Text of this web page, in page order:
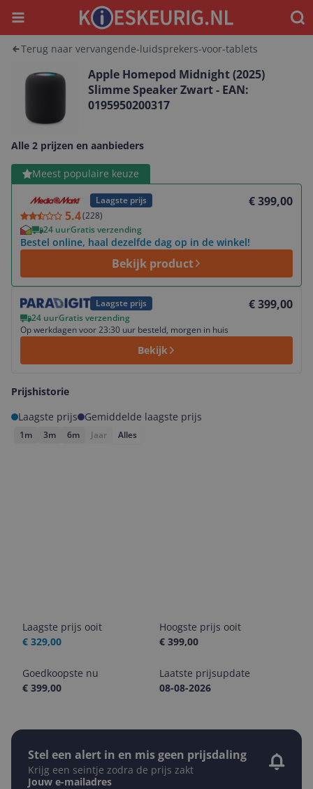
Menu
Terug naar vervangende-luidsprekers-voor-tablets
Apple Homepod Midnight (2025)
Slimme Speaker Zwart - EAN:
0195950200317
Alle 2 prijzen en aanbieders
Meest populaire keuze
Laagste prijs
5.4(228)
€ 399,00
24 uurGratis verzending
Bestel online, haal dezelfde dag op in de winkel!
Bekijk product
Bekijk product
Laagste prijs € 399,00
24 uurGratis verzending
Op werkdagen voor 23:30 uur besteld, morgen in huis
Bekijk
Bekijk product
Prijshistorie
Laagste prijs
Gemiddelde laagste prijs
1m 3m 6m Jaar Alles
Laagste prijs ooit
€ 329,00
Hoogste prijs ooit
€ 399,00
Goedkoopste nu
€ 399,00
Laatste prijsupdate
08-08-2026
Stel een alert in en mis geen prijsdaling
Krijg een seintje zodra de prijs zakt
Jouw e-mailadres